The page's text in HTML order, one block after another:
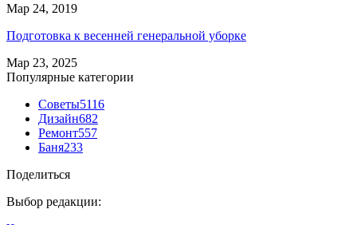
Мар 24, 2019
Подготовка к весенней генеральной уборке
Мар 23, 2025
Популярные категории
Советы5116
Дизайн682
Ремонт557
Баня233
Поделиться
Выбор редакции: